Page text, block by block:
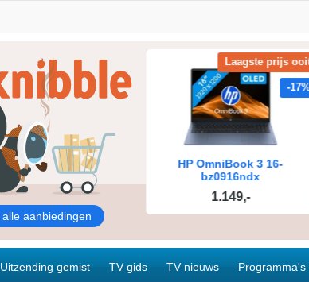
Uitzending gemist TV gids TV nieuws Programma's